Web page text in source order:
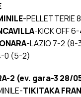
-PELLETTERIE
-KICK OFF
-LAZIO 7-2 (8-
0 (5-2)
2 (ev. gara-3 28/
TIKITAKA